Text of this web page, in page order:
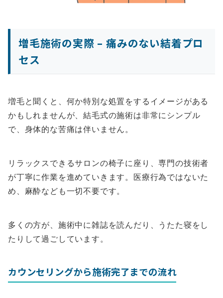
増毛施術の実際 – 痛みのない結着プロ
セス
増毛と聞くと、何か特別な処置をするイメージがある
かもしれませんが、結毛式の施術は非常にシンプル
で、身体的な苦痛は伴いません。
リラックスできるサロンの椅子に座り、専門の技術者
が丁寧に作業を進めていきます。医療行為ではないた
め、麻酔なども一切不要です。
多くの方が、施術中に雑誌を読んだり、うたた寝をし
たりして過ごしています。
カウンセリングから施術完了までの流れ